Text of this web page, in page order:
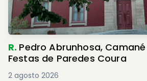
R. Pedro Abrunhosa,
Festas de Paredes Coura
2 agosto 2026